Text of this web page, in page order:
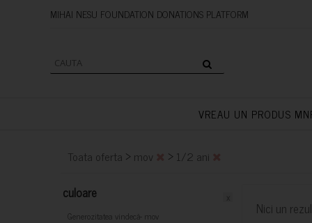
MIHAI NESU FOUNDATION
VREAU UN PRODUS
Toata oferta > mov > 1/2 ani
culoare
Generozitatea vindecă- mov
Nici un